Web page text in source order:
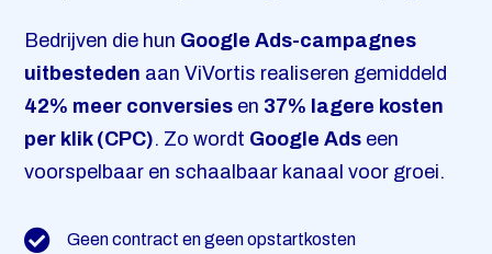
Zoeken
op
Contact
Bedrijven die hun Google Ads-campagnes
uitbesteden aan ViVortis realiseren gemiddeld
42% meer conversies en 37% lagere kosten
per klik (CPC). Zo wordt Google Ads een
voorspelbaar en schaalbaar kanaal voor groei.
Geen contract en geen opstartkosten